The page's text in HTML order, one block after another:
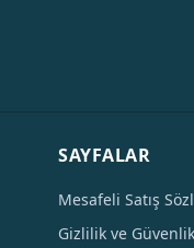
SAYFALAR
Mesafeli Satış
Gizlilik ve Güvenlik